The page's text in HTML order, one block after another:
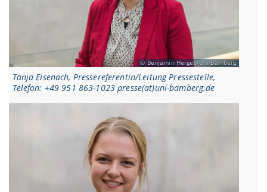
Benjamin Herges/Uni Bamberg
Tanja Eisenach, Pressereferentin/Leitung Pressestelle,
Telefon: +49 951 863-1023 presse(at)uni-bamberg.de